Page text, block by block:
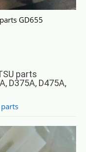
GD655
parts
D375A, D475A,